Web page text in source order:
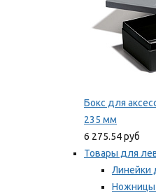
Бокс для
235 мм
6 275.54 руб
Товары для
Линейки